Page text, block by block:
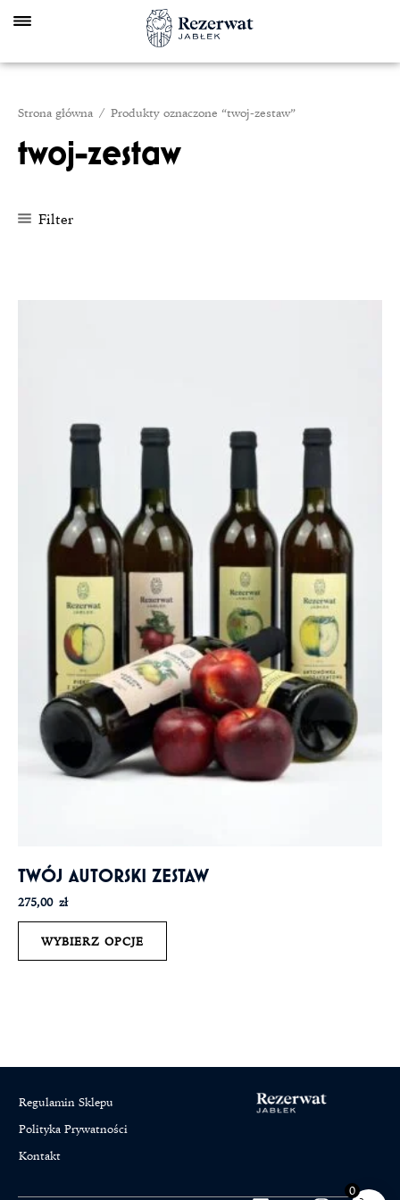
content
Strona główna / Produkty oznaczone “twoj-zestaw”
twoj-zestaw
Filter
TWÓJ AUTORSKI ZESTAW
275,00 zł
WYBIERZ OPCJE
Regulamin Sklepu
Polityka Prywatności
Kontakt
0